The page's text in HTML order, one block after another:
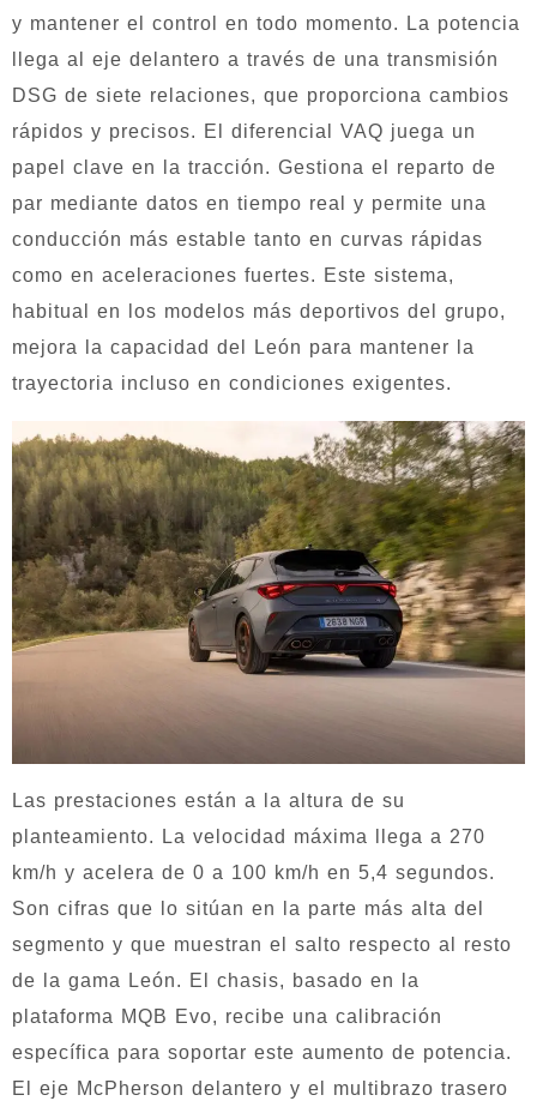
y mantener el control en todo momento. La potencia
llega al eje delantero a través de una transmisión
DSG de siete relaciones, que proporciona cambios
rápidos y precisos. El diferencial VAQ juega un
papel clave en la tracción. Gestiona el reparto de
par mediante datos en tiempo real y permite una
conducción más estable tanto en curvas rápidas
como en aceleraciones fuertes. Este sistema,
habitual en los modelos más deportivos del grupo,
mejora la capacidad del León para mantener la
trayectoria incluso en condiciones exigentes.
Las prestaciones están a la altura de su
planteamiento. La velocidad máxima llega a 270
km/h y acelera de 0 a 100 km/h en 5,4 segundos.
Son cifras que lo sitúan en la parte más alta del
segmento y que muestran el salto respecto al resto
de la gama León. El chasis, basado en la
plataforma MQB Evo, recibe una calibración
específica para soportar este aumento de potencia.
El eje McPherson delantero y el multibrazo trasero